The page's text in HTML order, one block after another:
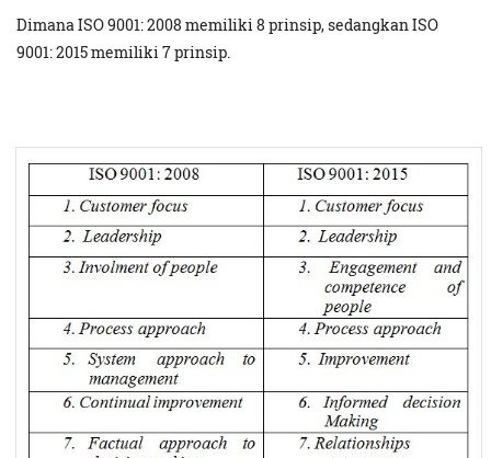
Dimana ISO 9001: 2008 memiliki 8 prinsip, sedangkan ISO
9001: 2015 memiliki 7 prinsip.